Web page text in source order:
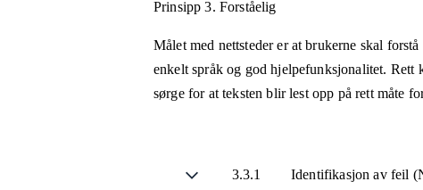
Prinsipp 3. Forståelig
Målet med nettsteder er at brukerne skal
enkelt språk og god hjelpefunksjonalitet. Rett
sørge for at teksten blir lest opp på rett måte
3.3.1 Identifikasjon av feil